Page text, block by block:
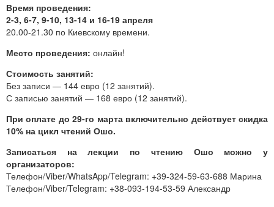
Время проведения:
2-3, 6-7, 9-10, 13-14 и 16-19 апреля
20.00-21.30 по Киевскому времени.
Место проведения: онлайн!
Стоимость занятий:
Без записи — 144 евро (12 занятий).
С записью занятий — 168 евро (12 занятий).
При оплате до 29-го марта включительно действует скидка
10% на цикл чтений Ошо.
Записаться на лекции по чтению Ошо можно у
организаторов:
Телефон/Viber/WhatsApp/Telegram: +39-324-59-63-688 Марина
Телефон/Viber/Telegram: +38-093-194-53-59 Александр